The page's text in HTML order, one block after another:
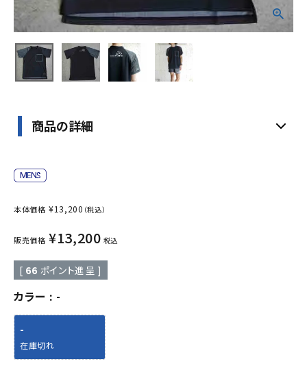
特定商取引法
プライバシーポリシー
商品の詳細
本体価格 ¥13,200 （税込）
販売価格 ¥13,200 税込
[ 66 ポイント進呈 ]
カラー -
-
在庫切れ